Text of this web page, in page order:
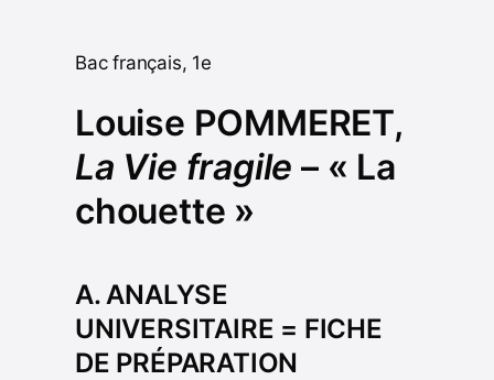
Bac français, 1e
Louise POMMERET,
La Vie fragile – « La
chouette »
A. ANALYSE
UNIVERSITAIRE = FICHE
DE PRÉPARATION